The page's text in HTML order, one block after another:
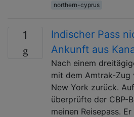
northern-cyprus
1
Indischer Pass
Ankunft aus
Nach einem
mit dem Amtrak-Zug
New York zurück.
überprüfte der CBP-
meinen Reisepass.